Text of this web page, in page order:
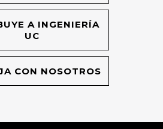
A INGENIERÍA
UC
CON NOSOTROS